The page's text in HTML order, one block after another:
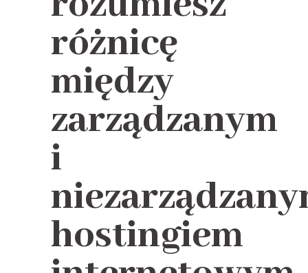
różnicę
między
zarządzanym
i
hostingiem